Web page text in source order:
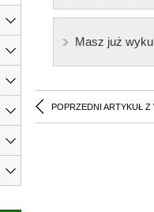
Masz już
POPRZEDNI ARTYKUŁ Z